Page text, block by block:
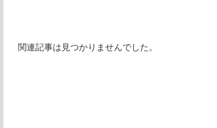
関連記事は見つかりませんでした。